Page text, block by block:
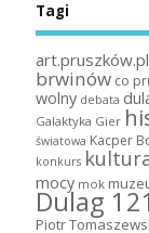
Tagi
art.pruszków.pl
brwinów co
wolny debata
Galaktyka Gier
światowa Kacper
konkurs
mocy mok
Dulag 121
Piotr